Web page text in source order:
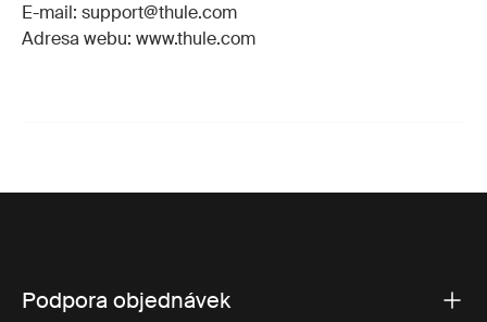
E-mail: support@thule.com
Adresa webu: www.thule.com
Podpora objednávek